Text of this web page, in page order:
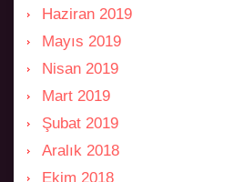
Haziran 2019
Mayıs 2019
Nisan 2019
Mart 2019
Şubat 2019
Aralık 2018
Ekim 2018